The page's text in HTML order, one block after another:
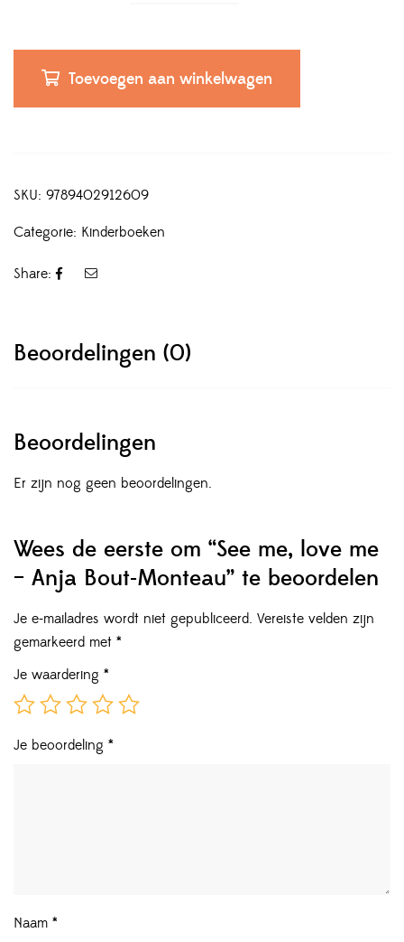
Toevoegen aan winkelwagen
SKU: 9789402912609
Categorie: Kinderboeken
Share:
Beoordelingen (0)
Beoordelingen
Er zijn nog geen beoordelingen.
Wees de eerste om “See me, love me
– Anja Bout-Monteau” te beoordelen
Je e-mailadres wordt niet gepubliceerd. Vereiste velden zijn
gemarkeerd met *
Je waardering *
Je beoordeling *
Naam *